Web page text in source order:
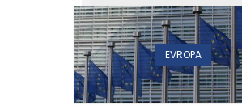
EVROPA